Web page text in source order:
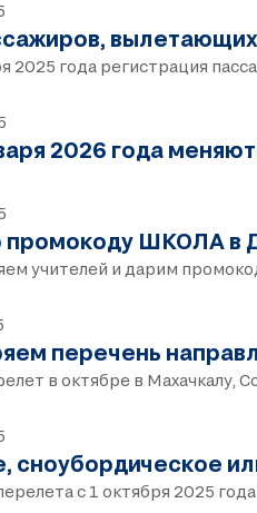
2025 года регистрация
2026 года
промокоду ШКОЛА в
учителей и дарим
перечень
в октябре в Махачкалу,
сноубордическое
с 1 октября 2025